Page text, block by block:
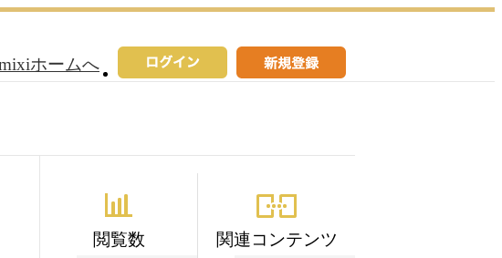
ホームへ
閲覧数 関連コンテンツ